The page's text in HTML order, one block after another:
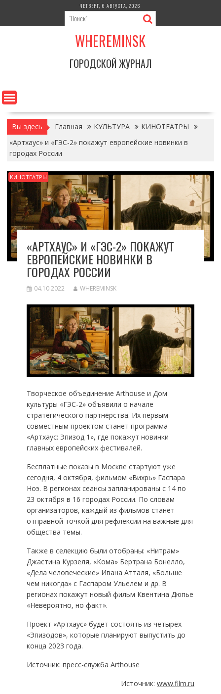
содержимому
ЧЕТВЕРГ, 6 АВГУСТА, 2026
WHEREMINSK
ГОРОДСКОЙ ЖУРНАЛ
Вы здесь Главная КУЛЬТУРА
КИНОТЕАТРЫ
«Артхаус» и «ГЭС-2» покажут европейские новинки в
городах России
КИНОТЕАТРЫ
«АРТХАУС» И «ГЭС-2» ПОКАЖУТ
ЕВРОПЕЙСКИЕ НОВИНКИ В
ГОРОДАХ РОССИИ
04.10.2022 WHEREMINSK
Творческое объединение Arthouse и Дом
культуры «ГЭС-2» объявили о начале
стратегического партнёрства. Их первым
совместным проектом станет программа
«Артхаус: Эпизод 1», где покажут новинки
главных европейских фестивалей.
Бесплатные показы в Москве стартуют уже
сегодня, 4 октября, фильмом «Вихрь» Гаспара
Ноэ. В регионах сеансы запланированы с 14 по
23 октября в 16 городах России. По словам
организаторов, каждый из фильмов станет
отправной точкой для рефлексии на важные для
общества темы.
Также в селекцию были отобраны: «Нитрам»
Джастина Курзеля, «Кома» Бертрана Бонелло,
«Дела человеческие» Ивана Атталя, «Больше
чем никогда» с Гаспаром Ульелем и др. В
регионах покажут новый фильм Квентина Дюпье
«Невероятно, но факт».
Проект «Артхаус» будет состоять из четырёх
«Эпизодов», которые планируют выпустить до
конца 2023 года.
Источник: пресс-служба Arthouse
Источник:www.film.ru